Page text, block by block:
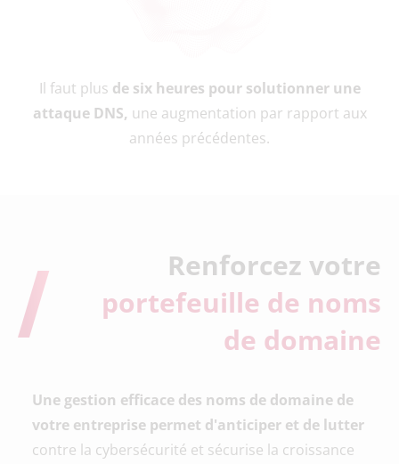
Il faut plus de six heures pour solutionner une
attaque DNS, une augmentation par rapport aux
années précédentes.
Renforcez votre
portefeuille de noms
de domaine
Une gestion efficace des noms de domaine de
votre entreprise permet d'anticiper et de lutter
contre la cybersécurité et sécurise la croissance